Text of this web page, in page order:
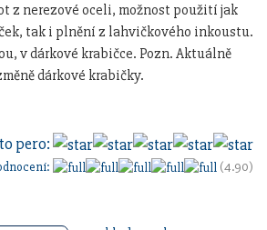
z nerezové oceli, možnost použití jak
tak i plnění z lahvičkového inkoustu.
v dárkové krabičce. Pozn. Aktuálně
dárkové krabičky.
pero:
(4.90)